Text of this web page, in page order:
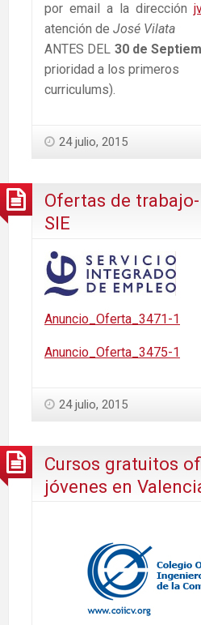
por email a la dirección
atención de José Vilata
ANTES DEL 30 de
prioridad a los primeros
curriculums).
24 julio, 2015
Ofertas de
SIE
Anuncio_Oferta_3471-1
Anuncio_Oferta_3475-1
24 julio, 2015
Cursos gratuitos
jóvenes en